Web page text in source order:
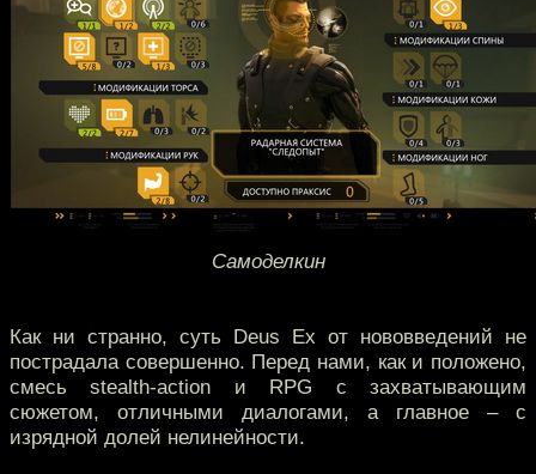
Самоделкин
Как ни странно, суть Deus Ex от нововведений не
пострадала совершенно. Перед нами, как и положено,
смесь stealth-action и RPG с захватывающим
сюжетом, отличными диалогами, а главное – с
изрядной долей нелинейности.